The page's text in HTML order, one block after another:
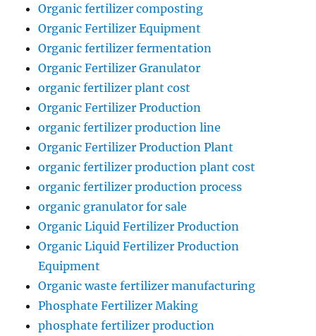
Organic fertilizer composting
Organic Fertilizer Equipment
Organic fertilizer fermentation
Organic Fertilizer Granulator
organic fertilizer plant cost
Organic Fertilizer Production
organic fertilizer production line
Organic Fertilizer Production Plant
organic fertilizer production plant cost
organic fertilizer production process
organic granulator for sale
Organic Liquid Fertilizer Production
Organic Liquid Fertilizer Production
Equipment
Organic waste fertilizer manufacturing
Phosphate Fertilizer Making
phosphate fertilizer production